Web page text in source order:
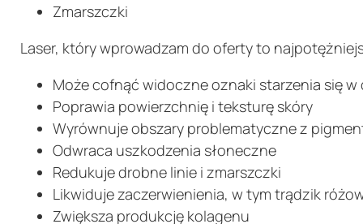
Zmarszczki
Laser, który wprowadzam do oferty to
Może cofnąć widoczne oznaki starzenia się
Poprawia powierzchnię i teksturę skóry
Wyrównuje obszary problematyczne z
Odwraca uszkodzenia słoneczne
Redukuje drobne linie i zmarszczki
Likwiduje zaczerwienienia, w tym trądzik
Zwiększa produkcję kolagenu